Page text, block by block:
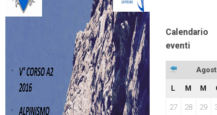
Calendario
eventi
L M M
27 28 29